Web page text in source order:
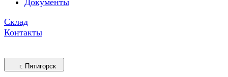
Документы
Склад
Контакты
г. Пятигорск